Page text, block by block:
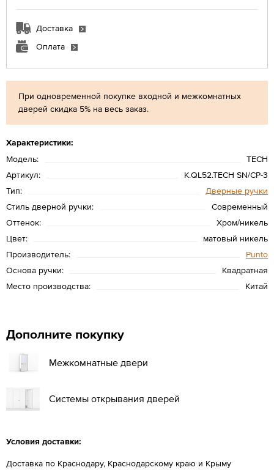
При одновременной покупке входной и межкомнатных
дверей скидка 5% на весь заказ.
Характеристики:
Модель:
TECH
Артикул:
K.QL52.TECH SN/CP-3
Тип:
Дверные ручки
Стиль дверной ручки:
Современный
Оттенок:
Хром/никель
Цвет:
матовый никель
Производитель:
Punto
Основа ручки:
Квадратная
Место производства:
Китай
Доставка
Оплата
Дополните покупку
Межкомнатные двери
Системы открывания дверей
Условия доставки:
Доставка по Краснодару, Краснодарскому краю и Крыму